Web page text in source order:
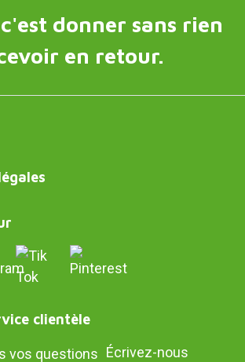
donner sans rien
en retour.
clientèle
Écrivez-nous